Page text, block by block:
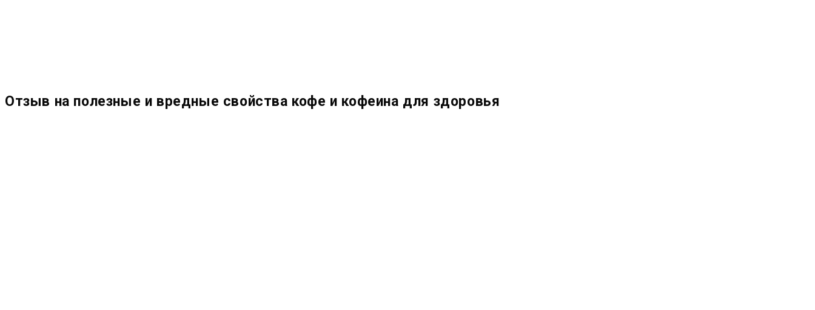
Отзыв на полезные и вредные свойства кофе и кофеина для здоровья